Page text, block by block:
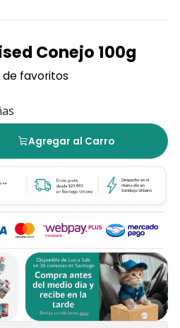
Conejo 100g
favoritos
Agregar al Carro